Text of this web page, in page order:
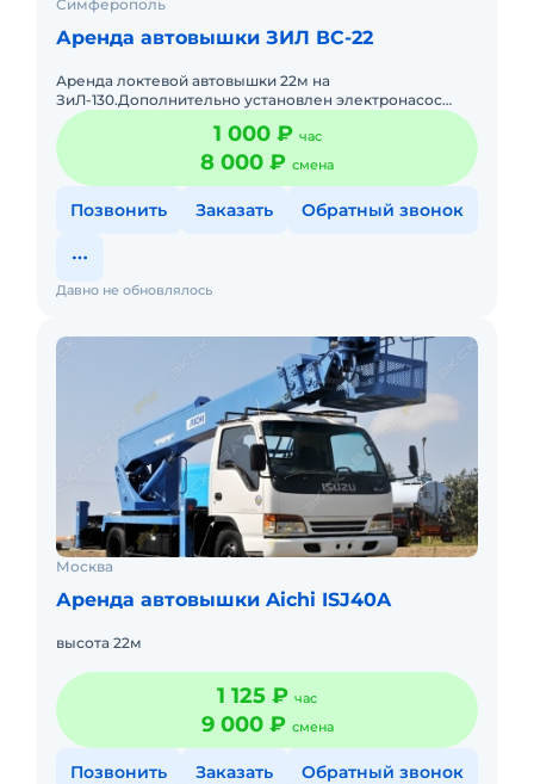
Симферополь
Аренда автовышки ЗИЛ ВС-22
Аренда локтевой автовышки 22м на
ЗиЛ-130.Дополнительно установлен электронасос
гидравлики.
1 000 ₽ час
8 000 ₽ смена
Позвонить Заказать Обратный звонок
Давно не обновлялось
Москва
Аренда автовышки Aichi ISJ40A
высота 22м
1 125 ₽ час
9 000 ₽ смена
Позвонить Заказать Обратный звонок